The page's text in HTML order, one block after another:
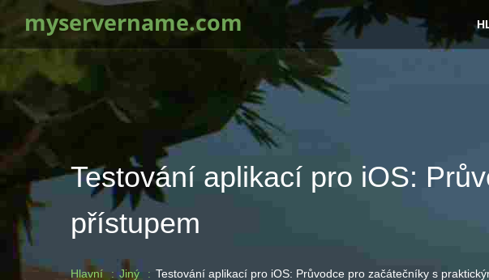
myservername.com
Testování aplikací pro iOS:
přístupem
Hlavní Jiný Testování aplikací pro iOS: Průvodce pro začátečníky s